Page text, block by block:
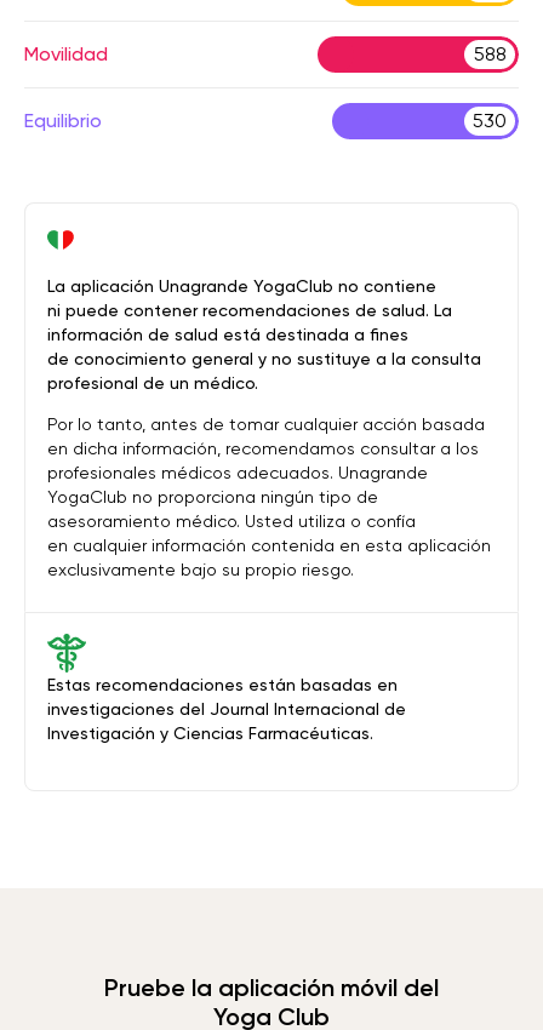
Movilidad 588
Equilibrio 530
Estas recomendaciones están basadas en
investigaciones del Journal Internacional de
Investigación y Ciencias Farmacéuticas.
La aplicación Unagrande YogaClub no contiene
ni puede contener recomendaciones de salud. La
información de salud está destinada a fines
de conocimiento general y no sustituye a la consulta
profesional de un médico.
Por lo tanto, antes de tomar cualquier acción basada
en dicha información, recomendamos consultar a los
profesionales médicos adecuados. Unagrande
YogaClub no proporciona ningún tipo de
asesoramiento médico. Usted utiliza o confía
en cualquier información contenida en esta aplicación
exclusivamente bajo su propio riesgo.
Pruebe la aplicación móvil del
Yoga Club